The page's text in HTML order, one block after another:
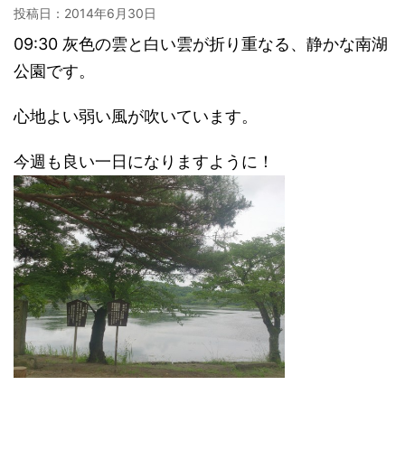
投稿日： 2014年6月30日
09:30 灰色の雲と白い雲が折り重なる、静かな南湖
公園です。
心地よい弱い風が吹いています。
今週も良い一日になりますように！